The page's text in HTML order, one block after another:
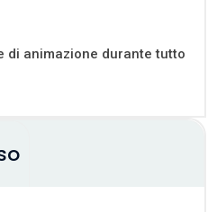
di animazione durante tutto